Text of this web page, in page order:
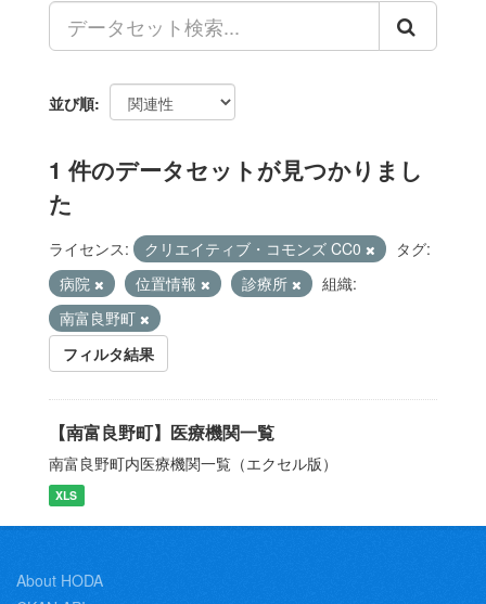
並び順
1 件のデータセットが見つかりまし
た
ライセンス: クリエイティブ・コモンズ CC0
タグ:
病院
位置情報 診療所
組織:
南富良野町
フィルタ結果
【南富良野町】医療機関一覧
南富良野町内医療機関一覧（エクセル版）
XLS
About HODA